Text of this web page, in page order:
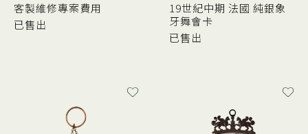
客製維修專案費用
已售出
19世紀中期 法國 純銀象
牙舞會卡
已售出